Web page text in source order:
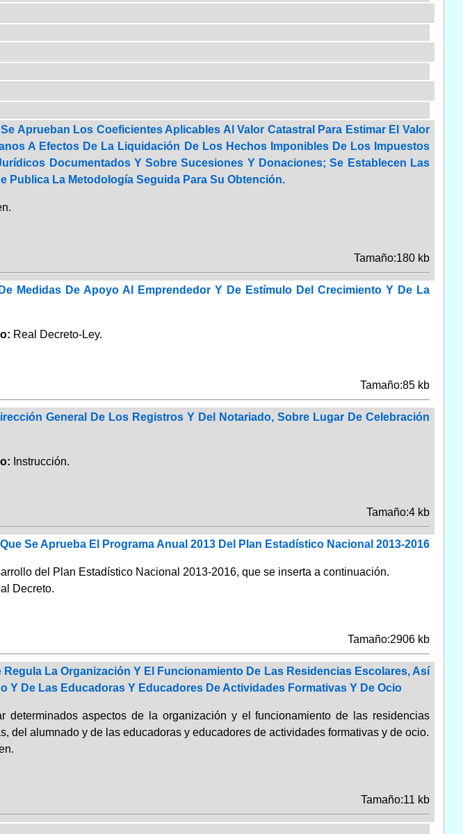
Aprueban Los Coeficientes Aplicables Al Valor Catastral Para Estimar El Valor
A Efectos De La Liquidación De Los Hechos Imponibles De Los Impuestos
Documentados Y Sobre Sucesiones Y Donaciones; Se Establecen Las
Publica La Metodología Seguida Para Su Obtención.
Tamaño:180 kb
Medidas De Apoyo Al Emprendedor Y De Estímulo Del Crecimiento Y De La
Real Decreto-Ley.
Tamaño:85 kb
General De Los Registros Y Del Notariado, Sobre Lugar De Celebración
Instrucción.
Tamaño:4 kb
Se Aprueba El Programa Anual 2013 Del Plan Estadístico Nacional 2013-2016
del Plan Estadístico Nacional 2013-2016, que se inserta a continuación.
Decreto.
Tamaño:2906 kb
Regula La Organización Y El Funcionamiento De Las Residencias Escolares, Así
Y De Las Educadoras Y Educadores De Actividades Formativas Y De Ocio
determinados aspectos de la organización y el funcionamiento de las residencias
del alumnado y de las educadoras y educadores de actividades formativas y de ocio.
Tamaño:11 kb